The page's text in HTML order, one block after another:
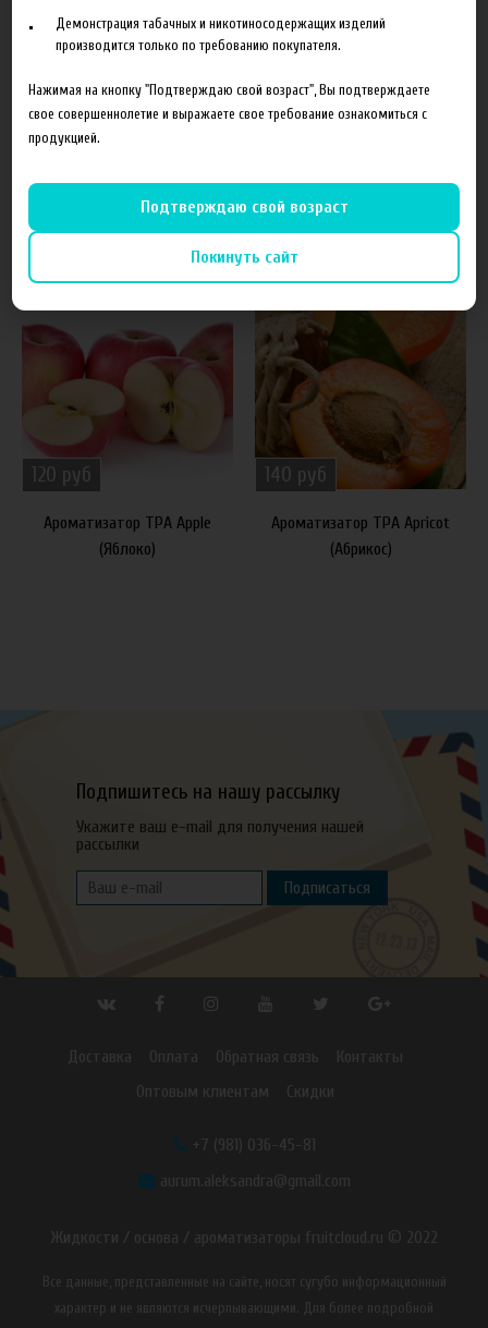
сигарет.
Купить Ароматизатор TPA DX Graham Cracker вы можете в
нашем интернет-магазине как оптом так и в розницу с
доставкой по всей России.
Похожие товары
120 руб
Ароматизатор TPA Apple
(Яблоко)
140 руб
Ароматизатор TPA Apricot
(Абрикос)
Подпишитесь на нашу рассылку
Укажите ваш e-mail для получения нашей
рассылки
Подписаться
Доставка Оплата Обратная связь
Контакты
Оптовым клиентам
Скидки
+7 (981) 036-45-81
aurum.aleksandra@gmail.com
Жидкости / основа / ароматизаторы fruitcloud.ru © 2022
Все данные, представленные на сайте, носят сугубо информационный
характер и не являются исчерпывающими. Для более подробной
Демонстрация табачных и никотиносодержащих изделий
производится только по требованию покупателя.
Нажимая на кнопку "Подтверждаю свой возраст", Вы подтверждаете
свое совершеннолетие и выражаете свое требование ознакомиться с
продукцией.
Подтверждаю свой возраст
Покинуть сайт